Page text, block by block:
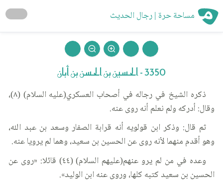
مساحة حرة | رجال الحديث
3350 - الحسين بن الحسن بن أبان
ذكره الشيخ في رجاله في أصحاب العسكري(عليه السلام) (٨)،
وقال: أدركه ولم نعلم أنه روى عنه.
ثم قال: وذكر ابن قولويه أنه قرابة الصفار وسعد بن عبد الله،
وهو أقدم منهما لأنه روى عن الحسين بن سعيد، وهما لم يرويا عنه.
وعده في من لم يرو عنهم(عليهم السلام) (٤٤) قائلا: «روى عن
الحسين بن سعيد كتبه كلها، وروى عنه ابن الوليد».